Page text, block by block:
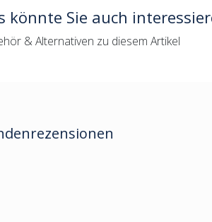
könnte Sie auch
& Alternativen zu diesem Artikel